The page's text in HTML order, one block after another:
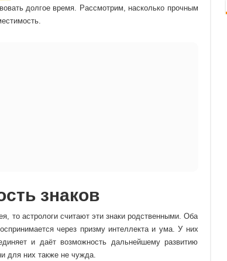
долгое время. Рассмотрим, насколько прочным
знаков
то астрологи считают эти знаки родственными. Оба
через призму интеллекта и ума. У них
и даёт возможность дальнейшему развитию
для них также не чужда.